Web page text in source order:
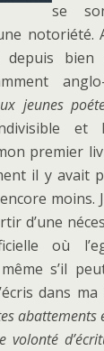
se
notoriété.
depuis bien
jeunes
et
premier
il y avait
moins.
d’une
où
s’il
dans
volonté